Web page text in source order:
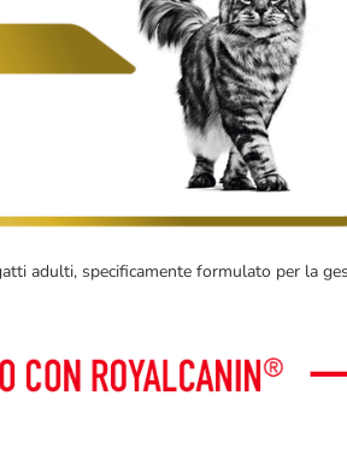
adulti, specificamente formulato per la